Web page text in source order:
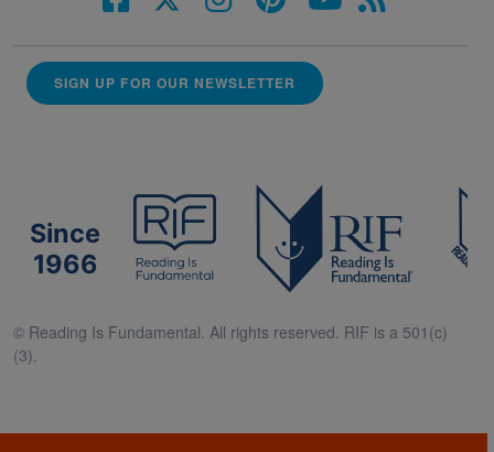
SIGN UP FOR OUR NEWSLETTER
Since
1966
© Reading Is Fundamental. All rights reserved. RIF is a 501(c)
(3).